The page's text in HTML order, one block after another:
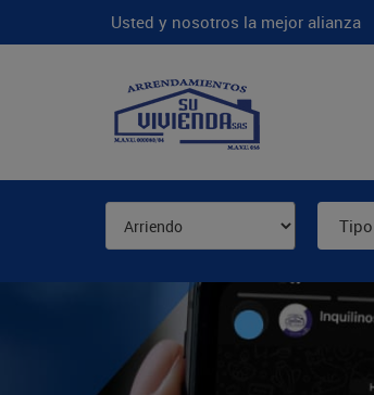
Usted y nosotros la mejor alianza